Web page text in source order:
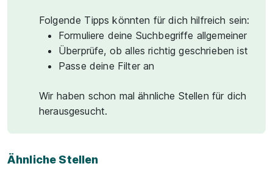
Folgende Tipps könnten für dich hilfreich sein:
Formuliere deine Suchbegriffe allgemeiner
Überprüfe, ob alles richtig geschrieben ist
Passe deine Filter an
Wir haben schon mal ähnliche Stellen für dich
herausgesucht.
Ähnliche Stellen